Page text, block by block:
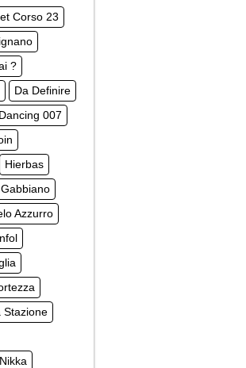
Corso 23
?
Da Definire
Dancing 007
Hierbas
Azzurro
Stazione
Nikka